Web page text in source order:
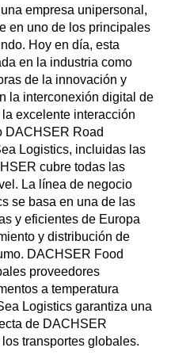
empresa unipersonal,
en uno de los principales
Hoy en día, esta
en la industria como
de la innovación y
la interconexión digital de
excelente interacción
DACHSER Road
Logistics, incluidas las
cubre todas las
La línea de negocio
se basa en una de las
y eficientes de Europa
y distribución de
DACHSER Food
proveedores
a temperatura
Logistics garantiza una
de DACHSER
transportes globales.